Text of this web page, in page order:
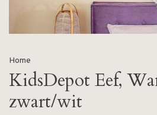
Home
KidsDepot Eef,
zwart/wit